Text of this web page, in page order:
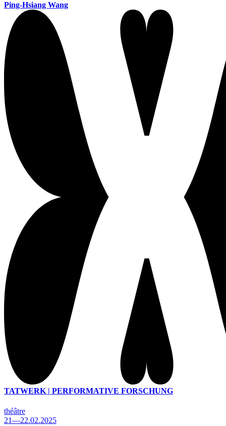
Ping-Hsiang Wang
TATWERK | PERFORMATIVE FORSCHUNG
théâtre
21—22.02.2025